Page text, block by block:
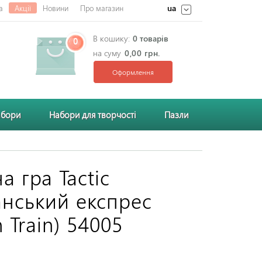
Акції Новини Про магазин ua
0 В кошику: 0 товарів
на суму 0,00 грн.
Оформлення
Набори для творчості Пазли
гра Tactic
експрес
Train) 54005